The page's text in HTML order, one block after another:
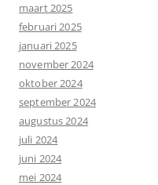
maart 2025
februari 2025
januari 2025
november 2024
oktober 2024
september 2024
augustus 2024
juli 2024
juni 2024
mei 2024